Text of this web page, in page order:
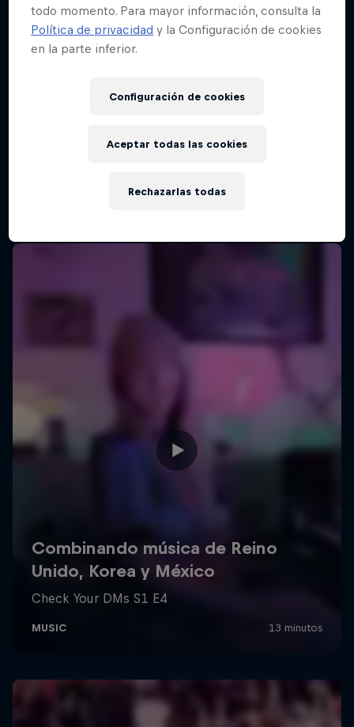
Red Bull Batalla Final Torneo de Plazas
todo momento. Para mayor información, consulta la
Política de privacidad y la Configuración de cookies
en la parte inferior.
Configuración de cookies
Rechazarlas todas
Aceptar todas las cookies